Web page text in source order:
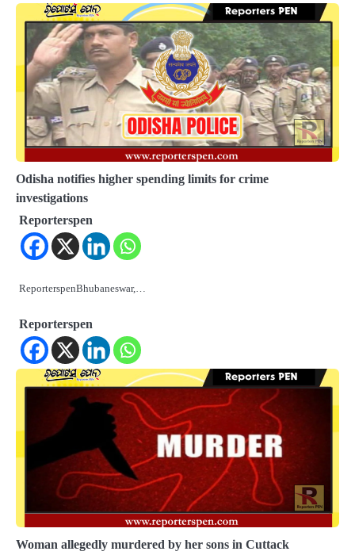
Odisha notifies higher spending limits for crime
investigations
Reporterspen
ReporterspenBhubaneswar,…
Reporterspen
Woman allegedly murdered by her sons in Cuttack